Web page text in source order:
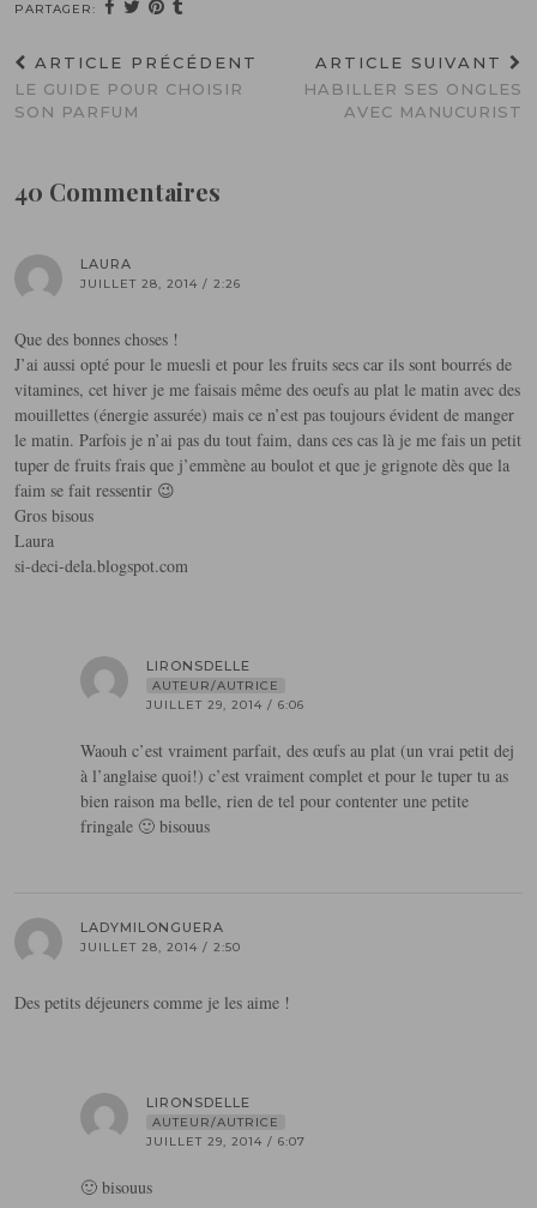
PARTAGER:
ARTICLE PRÉCÉDENT
LE GUIDE POUR CHOISIR
SON PARFUM
ARTICLE SUIVANT
HABILLER SES ONGLES
AVEC MANUCURIST
40 Commentaires
LAURA
JUILLET 28, 2014 / 2:26
Que des bonnes choses !
J’ai aussi opté pour le muesli et pour les fruits secs car ils sont bourrés de
vitamines, cet hiver je me faisais même des oeufs au plat le matin avec des
mouillettes (énergie assurée) mais ce n’est pas toujours évident de manger
le matin. Parfois je n’ai pas du tout faim, dans ces cas là je me fais un petit
tuper de fruits frais que j’emmène au boulot et que je grignote dès que la
faim se fait ressentir 😉
Gros bisous
Laura
si-deci-dela.blogspot.com
LIRONSDELLE
AUTEUR/AUTRICE
JUILLET 29, 2014 / 6:06
Waouh c’est vraiment parfait, des œufs au plat (un vrai petit dej
à l’anglaise quoi!) c’est vraiment complet et pour le tuper tu as
bien raison ma belle, rien de tel pour contenter une petite
fringale 🙂 bisouus
LADYMILONGUERA
JUILLET 28, 2014 / 2:50
Des petits déjeuners comme je les aime !
LIRONSDELLE
AUTEUR/AUTRICE
JUILLET 29, 2014 / 6:07
🙂 bisouus